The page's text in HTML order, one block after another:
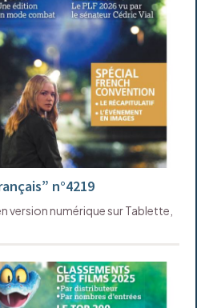
n°4219
version numérique sur Tablette,